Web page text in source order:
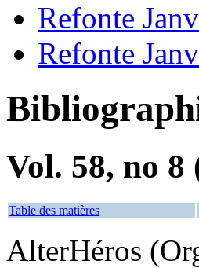
Refonte
Refonte
Vol. 58, no 8
Table des matières
AlterHéros